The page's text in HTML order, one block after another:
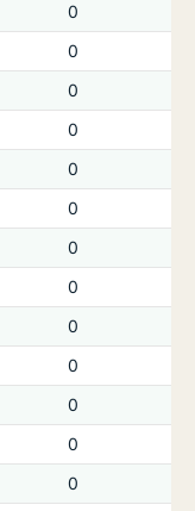
0
0
0
0
0
0
0
0
0
0
0
0
0